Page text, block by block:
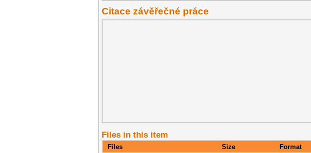
Citace závěřečné práce
Files in this item
Files Size Format